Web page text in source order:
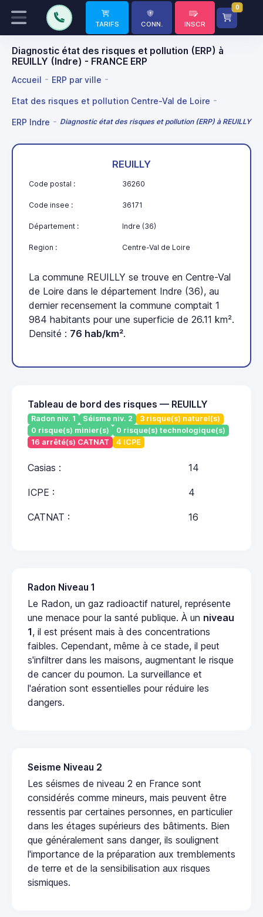
TARIFS CONN. INSCR
0
Diagnostic état des risques et pollution (ERP) à
REUILLY (Indre) - FRANCE ERP
Accueil ERP par ville
Etat des risques et pollution Centre-Val de Loire
ERP Indre Diagnostic état des risques et pollution (ERP) à REUILLY
REUILLY
Code postal : 36260
Code insee : 36171
Département : Indre (36)
Region : Centre-Val de Loire
La commune REUILLY se trouve en Centre-Val
de Loire dans le département Indre (36), au
dernier recensement la commune comptait 1
984 habitants pour une superficie de 26.11 km².
Densité : 76 hab/km².
Tableau de bord des risques — REUILLY
Radon niv. 1 Séisme niv. 2
3 risque(s) naturel(s)
0 risque(s) minier(s)
0 risque(s) technologique(s)
16 arrêté(s) CATNAT
4 ICPE
Casias : 14
ICPE : 4
CATNAT : 16
Radon Niveau 1
Le Radon, un gaz radioactif naturel, représente
une menace pour la santé publique. À un niveau
1, il est présent mais à des concentrations
faibles. Cependant, même à ce stade, il peut
s'infiltrer dans les maisons, augmentant le risque
de cancer du poumon. La surveillance et
l'aération sont essentielles pour réduire les
dangers.
Seisme Niveau 2
Les séismes de niveau 2 en France sont
considérés comme mineurs, mais peuvent être
ressentis par certaines personnes, en particulier
dans les étages supérieurs des bâtiments. Bien
que généralement sans danger, ils soulignent
l'importance de la préparation aux tremblements
de terre et de la sensibilisation aux risques
sismiques.